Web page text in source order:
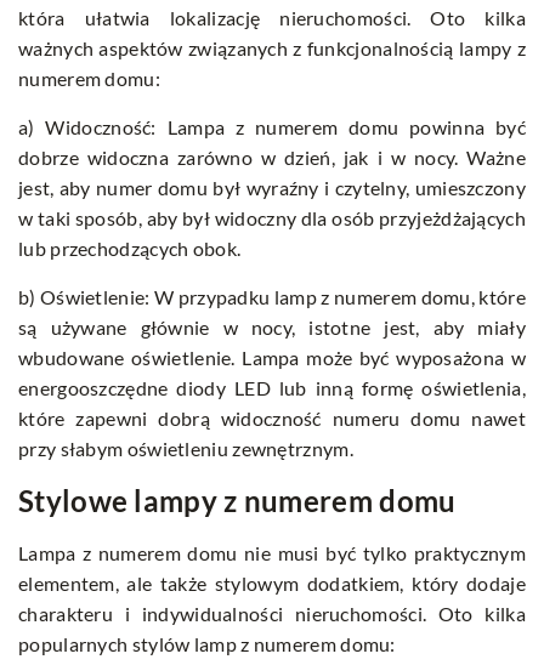
która ułatwia lokalizację nieruchomości. Oto kilka
ważnych aspektów związanych z funkcjonalnością lampy z
numerem domu:
a) Widoczność: Lampa z numerem domu powinna być
dobrze widoczna zarówno w dzień, jak i w nocy. Ważne
jest, aby numer domu był wyraźny i czytelny, umieszczony
w taki sposób, aby był widoczny dla osób przyjeżdżających
lub przechodzących obok.
b) Oświetlenie: W przypadku lamp z numerem domu, które
są używane głównie w nocy, istotne jest, aby miały
wbudowane oświetlenie. Lampa może być wyposażona w
energooszczędne diody LED lub inną formę oświetlenia,
które zapewni dobrą widoczność numeru domu nawet
przy słabym oświetleniu zewnętrznym.
Stylowe lampy z numerem domu
Lampa z numerem domu nie musi być tylko praktycznym
elementem, ale także stylowym dodatkiem, który dodaje
charakteru i indywidualności nieruchomości. Oto kilka
popularnych stylów lamp z numerem domu: